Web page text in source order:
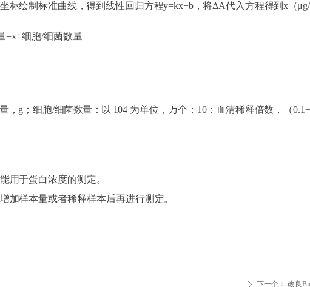
ꄲ 下一个： 改良
标绘制标准曲线，得到线性回归方程y=kx+b，将ΔA代入方程得到x（
=x÷细胞/细菌数量
，g；细胞/细菌数量：以 104 为单位，万个； 10：血清稀释倍数， （
用于蛋白浓度的测定。
加样本量或者稀释样本后再进行测定。